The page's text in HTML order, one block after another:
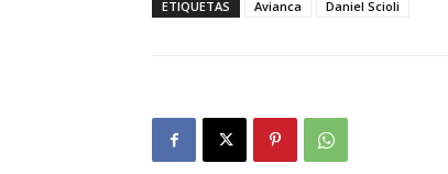
ETIQUETAS Avianca Daniel Scioli